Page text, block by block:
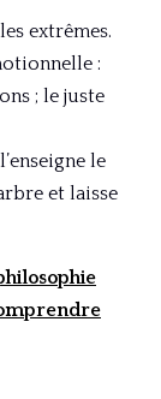
extrêmes.
:
; le juste
le
et laisse